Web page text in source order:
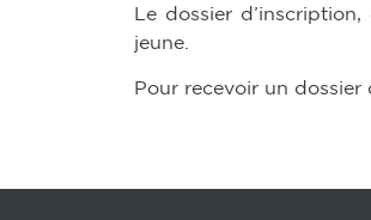
Le dossier
jeune.
Pour recevoir un dossier